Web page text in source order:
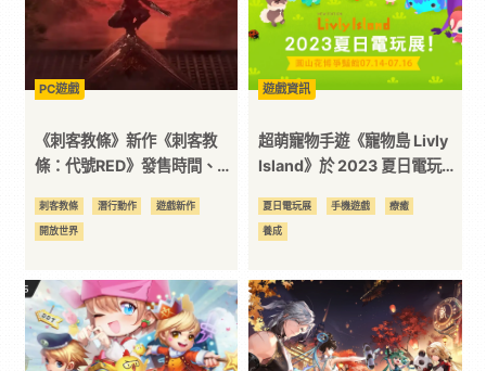
漫
二
次
元
｜
3C
PC遊戲
《刺客教條》新作《刺客教
條：代號RED》發售時間、劇
刺客教條 潛行動作 遊戲新作
開放世界
遊戲資訊
超萌寵物手遊《寵物島 Livly
Island》於 2023 夏日電玩展
夏日電玩展 手機遊戲 療癒
養成